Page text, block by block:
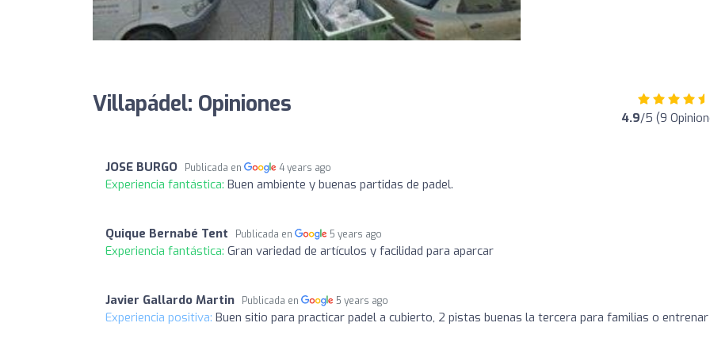
Villapádel: Opiniones 4.9/5 (9
JOSE BURGO Publicada en 4 years ago
Experiencia fantástica: Buen ambiente y buenas partidas de padel.
Quique Bernabé Tent Publicada en 5 years ago
Experiencia fantástica: Gran variedad de artículos y facilidad para aparcar
Javier Gallardo Martin Publicada en 5 years ago
Experiencia positiva: Buen sitio para practicar padel a cubierto, 2 pistas buenas la tercera para familias o entrenar